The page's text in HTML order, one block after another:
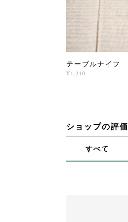
テーブルナイフ
¥1,210
ショップの評価
すべて